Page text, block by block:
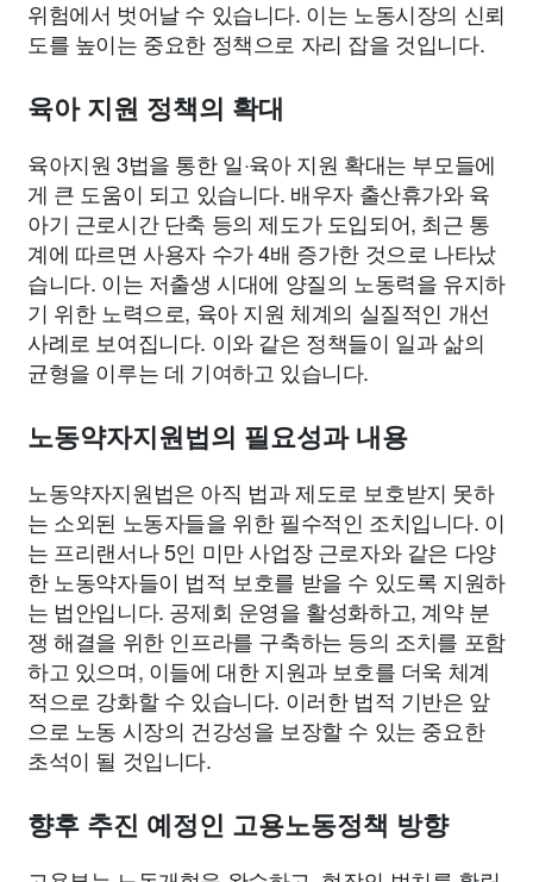
위험에서 벗어날 수 있습니다. 이는 노동시장의 신뢰
도를 높이는 중요한 정책으로 자리 잡을 것입니다.
육아 지원 정책의 확대
육아지원 3법을 통한 일·육아 지원 확대는 부모들에
게 큰 도움이 되고 있습니다. 배우자 출산휴가와 육
아기 근로시간 단축 등의 제도가 도입되어, 최근 통
계에 따르면 사용자 수가 4배 증가한 것으로 나타났
습니다. 이는 저출생 시대에 양질의 노동력을 유지하
기 위한 노력으로, 육아 지원 체계의 실질적인 개선
사례로 보여집니다. 이와 같은 정책들이 일과 삶의
균형을 이루는 데 기여하고 있습니다.
노동약자지원법의 필요성과 내용
노동약자지원법은 아직 법과 제도로 보호받지 못하
는 소외된 노동자들을 위한 필수적인 조치입니다. 이
는 프리랜서나 5인 미만 사업장 근로자와 같은 다양
한 노동약자들이 법적 보호를 받을 수 있도록 지원하
는 법안입니다. 공제회 운영을 활성화하고, 계약 분
쟁 해결을 위한 인프라를 구축하는 등의 조치를 포함
하고 있으며, 이들에 대한 지원과 보호를 더욱 체계
적으로 강화할 수 있습니다. 이러한 법적 기반은 앞
으로 노동 시장의 건강성을 보장할 수 있는 중요한
초석이 될 것입니다.
향후 추진 예정인 고용노동정책 방향